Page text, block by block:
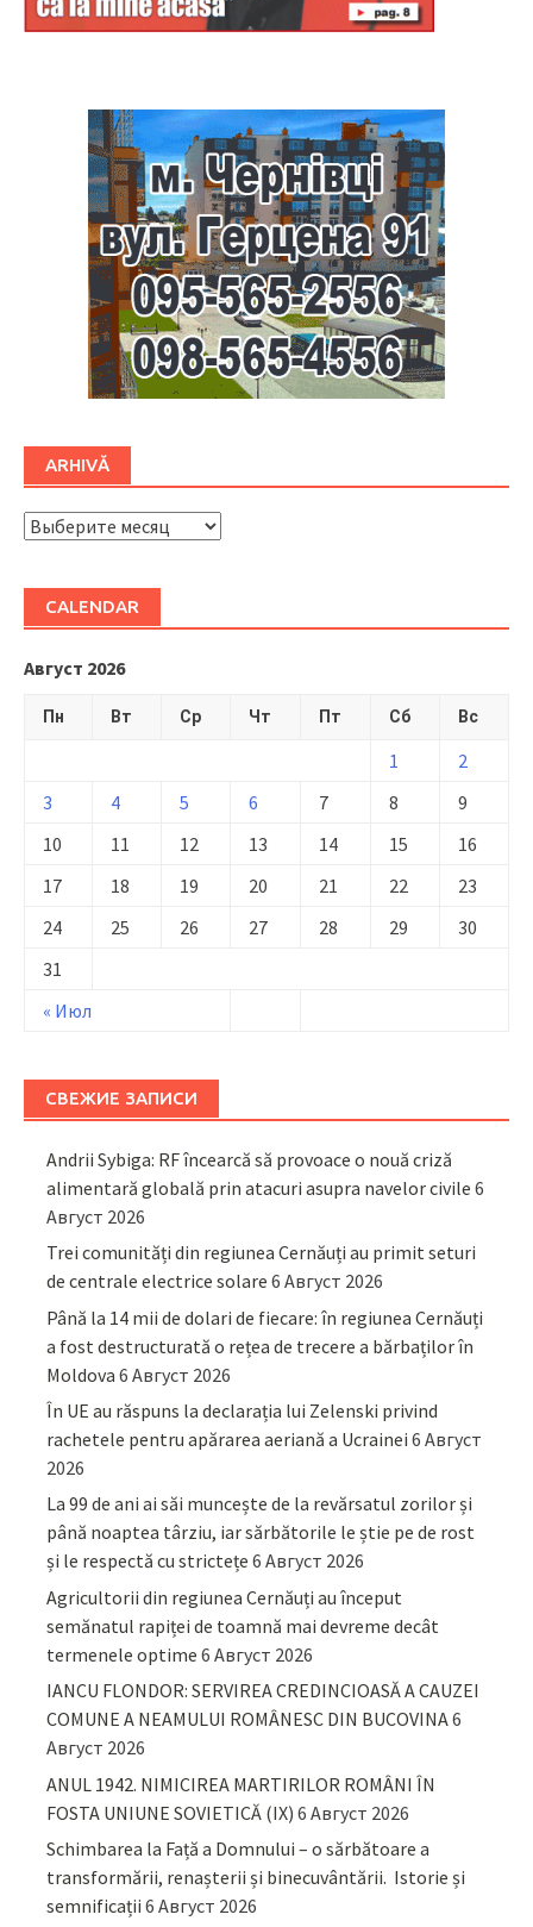
ARHIVĂ
ARHIVĂ
CALENDAR
Август 2026
Пн Вт Ср Чт Пт Сб Вс
« Июл
1
2
3
4 5 6 7 8
9
10
11 12 13 14 15
16
17
18 19 20 21 22
23
24
25 26 27 28 29
30
31
СВЕЖИЕ ЗАПИСИ
Andrii Sybiga: RF încearcă să provoace o nouă criză
alimentară globală prin atacuri asupra navelor civile 6
Август 2026
Trei comunități din regiunea Cernăuți au primit seturi
de centrale electrice solare 6 Август 2026
Până la 14 mii de dolari de fiecare: în regiunea Cernăuți
a fost destructurată o rețea de trecere a bărbaților în
Moldova 6 Август 2026
În UE au răspuns la declarația lui Zelenski privind
rachetele pentru apărarea aeriană a Ucrainei 6 Август
2026
La 99 de ani ai săi muncește de la revărsatul zorilor și
până noaptea târziu, iar sărbătorile le știe pe de rost
și le respectă cu strictețe 6 Август 2026
Agricultorii din regiunea Cernăuți au început
semănatul rapiței de toamnă mai devreme decât
termenele optime 6 Август 2026
IANCU FLONDOR: SERVIREA CREDINCIOASĂ A CAUZEI
COMUNE A NEAMULUI ROMÂNESC DIN BUCOVINA6
Август 2026
ANUL 1942. NIMICIREA MARTIRILOR ROMÂNI ÎN
FOSTA UNIUNE SOVIETICĂ (IX) 6 Август 2026
Schimbarea la Față a Domnului – o sărbătoare a
transformării, renașterii și binecuvântării. Istorie și
semnificații 6 Август 2026